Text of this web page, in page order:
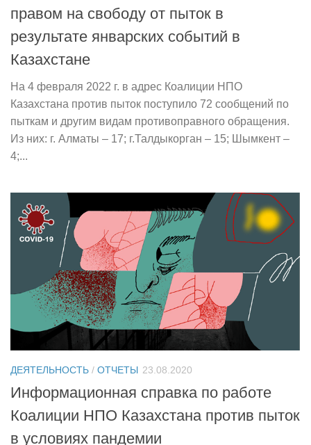
правом на свободу от пыток в
результате январских событий в
Казахстане
На 4 февраля 2022 г. в адрес Коалиции НПО
Казахстана против пыток поступило 72 сообщений по
пыткам и другим видам противоправного обращения.
Из них: г. Алматы – 17; г.Талдыкорган – 15; Шымкент –
4;...
ДЕЯТЕЛЬНОСТЬ / ОТЧЕТЫ 23.08.2020
Информационная справка по работе
Коалиции НПО Казахстана против пыток
в условиях пандемии